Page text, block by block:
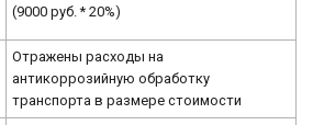
(9000 руб. * 20%)
Отражены расходы на
антикоррозийную обработку
транспорта в размере стоимости